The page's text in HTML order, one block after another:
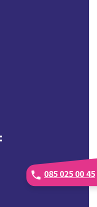
phone 085 025 00 45